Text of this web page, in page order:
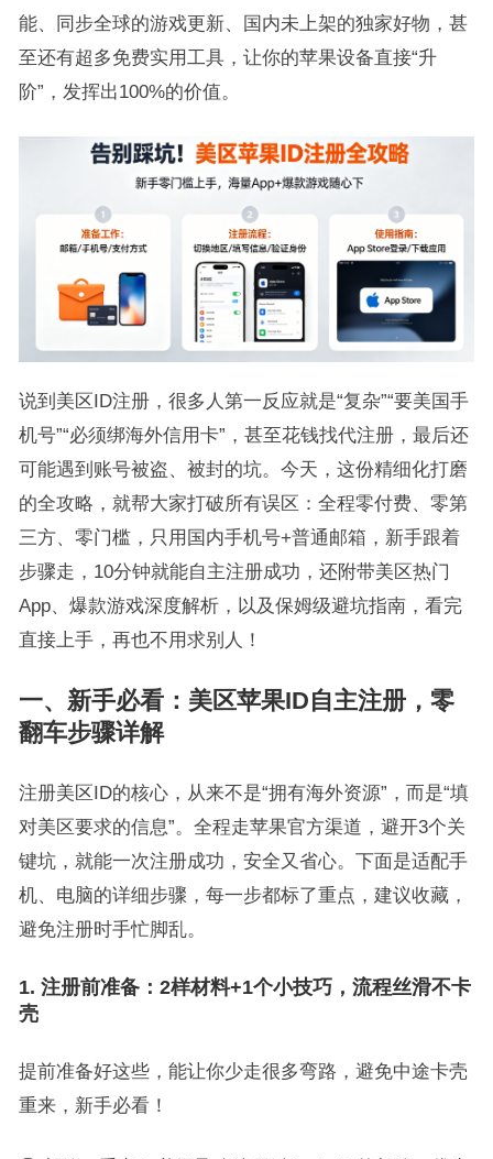
能、同步全球的游戏更新、国内未上架的独家好物，甚
至还有超多免费实用工具，让你的苹果设备直接“升
阶”，发挥出100%的价值。
说到美区ID注册，很多人第一反应就是“复杂”“要美国手
机号”“必须绑海外信用卡”，甚至花钱找代注册，最后还
可能遇到账号被盗、被封的坑。今天，这份精细化打磨
的全攻略，就帮大家打破所有误区：全程零付费、零第
三方、零门槛，只用国内手机号+普通邮箱，新手跟着
步骤走，10分钟就能自主注册成功，还附带美区热门
App、爆款游戏深度解析，以及保姆级避坑指南，看完
直接上手，再也不用求别人！
一、新手必看：美区苹果ID自主注册，零
翻车步骤详解
注册美区ID的核心，从来不是“拥有海外资源”，而是“填
对美区要求的信息”。全程走苹果官方渠道，避开3个关
键坑，就能一次注册成功，安全又省心。下面是适配手
机、电脑的详细步骤，每一步都标了重点，建议收藏，
避免注册时手忙脚乱。
1. 注册前准备：2样材料+1个小技巧，流程丝滑不卡
壳
提前准备好这些，能让你少走很多弯路，避免中途卡壳
重来，新手必看！